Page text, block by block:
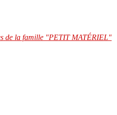
de la famille "PETIT MATÉRIEL"